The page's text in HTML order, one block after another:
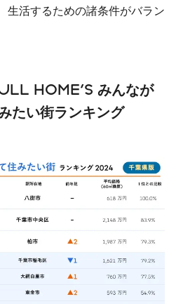
生活するための諸条件がバラン
HOME'S みんなが
たい街ランキング